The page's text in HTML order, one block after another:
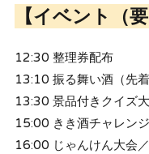
【イベント（
12:30 整理券配布
13:10 振る舞い酒（先
13:30 景品付きクイズ
15:00 きき酒チャレンジ
16:00 じゃんけん大会